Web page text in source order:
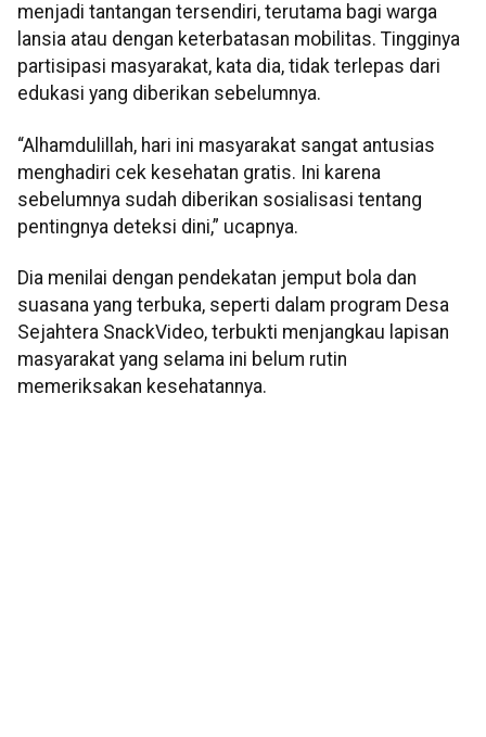
menjadi tantangan tersendiri, terutama bagi warga
lansia atau dengan keterbatasan mobilitas. Tingginya
partisipasi masyarakat, kata dia, tidak terlepas dari
edukasi yang diberikan sebelumnya.
“Alhamdulillah, hari ini masyarakat sangat antusias
menghadiri cek kesehatan gratis. Ini karena
sebelumnya sudah diberikan sosialisasi tentang
pentingnya deteksi dini,” ucapnya.
Dia menilai dengan pendekatan jemput bola dan
suasana yang terbuka, seperti dalam program Desa
Sejahtera SnackVideo, terbukti menjangkau lapisan
masyarakat yang selama ini belum rutin
memeriksakan kesehatannya.